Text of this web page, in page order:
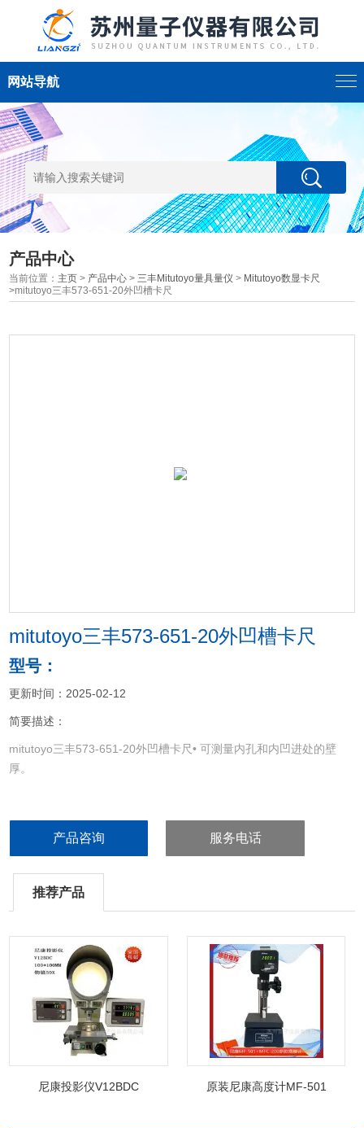
网站导航
产品中心
当前位置： 主页 > 产品中心 >三丰Mitutoyo量具量仪 > Mitutoyo数显卡尺
>mitutoyo三丰573-651-20外凹槽卡尺
mitutoyo三丰573-651-20外凹槽卡尺
型号：
更新时间：2025-02-12
简要描述：
mitutoyo三丰573-651-20外凹槽卡尺• 可测量内孔和内凹进处的壁
厚。
产品咨询 服务电话
推荐产品
尼康投影仪V12BDC 原装尼康高度计MF-501